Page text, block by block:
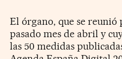
El órgano, que se reunió
pasado mes de abril y
las 50 medidas